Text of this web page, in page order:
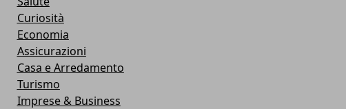
Curiosità
Economia
Assicurazioni
Casa e Arredamento
Turismo
Imprese & Business